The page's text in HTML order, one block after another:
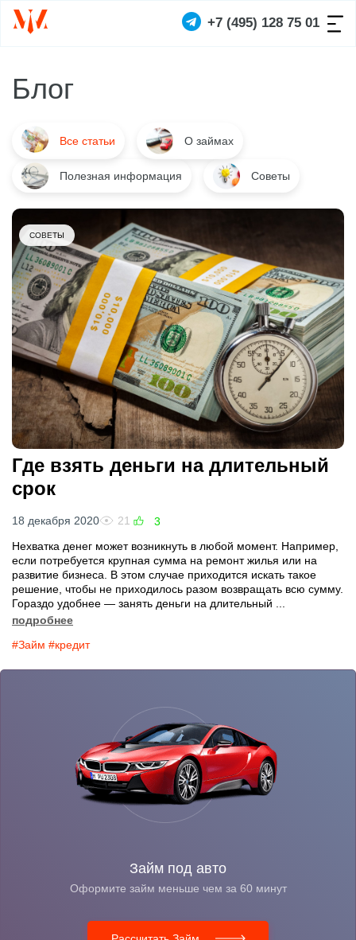
+7 (495) 128 75 01
Блог
Все статьи О займах
Полезная информация Советы
СОВЕТЫ
Где взять деньги на длительный
срок
18 декабря 2020 21
3
Нехватка денег может возникнуть в любой момент. Например,
если потребуется крупная сумма на ремонт жилья или на
развитие бизнеса. В этом случае приходится искать такое
решение, чтобы не приходилось разом возвращать всю сумму.
Гораздо удобнее — занять деньги на длительный ...
подробнее
#Займ #кредит
Займ под авто
Оформите займ меньше чем за 60 минут